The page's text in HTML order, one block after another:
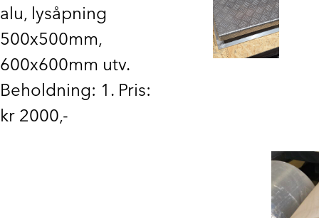
alu, lysåpning
500x500mm,
600x600mm utv.
Beholdning: 1. Pris:
kr 2000,-